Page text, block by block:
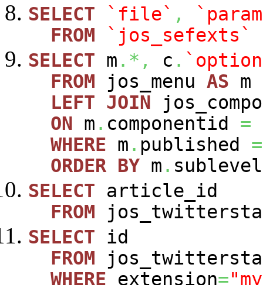
SELECT
`file` ,
FROM
`jos_sefexts`
SELECT m .*, c .
FROM jos_menu AS m
LEFT JOIN
ON m . componentid =
WHERE m . published =
ORDER BY m . sublevel
SELECT article_id
FROM
SELECT id
FROM
WHERE extension=